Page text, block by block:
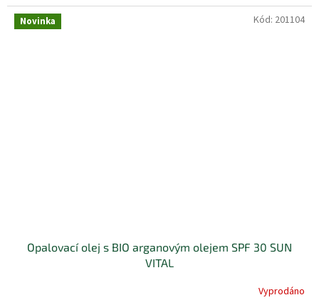
Novinka
Opalovací olej s BIO arganovým olejem SPF 30 SUN
VITAL
Vyprodáno
Kód: 201104